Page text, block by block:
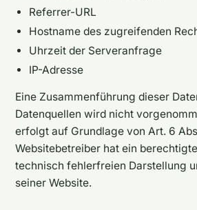
Referrer-URL
Hostname des zugreifenden
Uhrzeit der Serveranfrage
IP-Adresse
Eine Zusammenführung dieser
Datenquellen wird nicht
erfolgt auf Grundlage von Art. 6
Websitebetreiber hat ein
technisch fehlerfreien Darstellung
seiner Website.